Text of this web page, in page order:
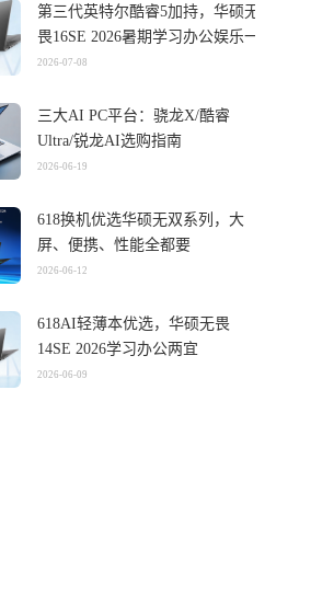
第三代英特尔酷睿5加持，华硕无
畏16SE 2026暑期学习办公娱乐一
机搞定
2026-07-08
三大AI PC平台：骁龙X/酷睿
Ultra/锐龙AI选购指南
2026-06-19
618换机优选华硕无双系列，大
屏、便携、性能全都要
2026-06-12
618AI轻薄本优选，华硕无畏
14SE 2026学习办公两宜
2026-06-09